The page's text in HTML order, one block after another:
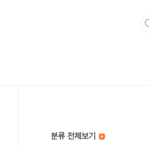
분류 전체보기